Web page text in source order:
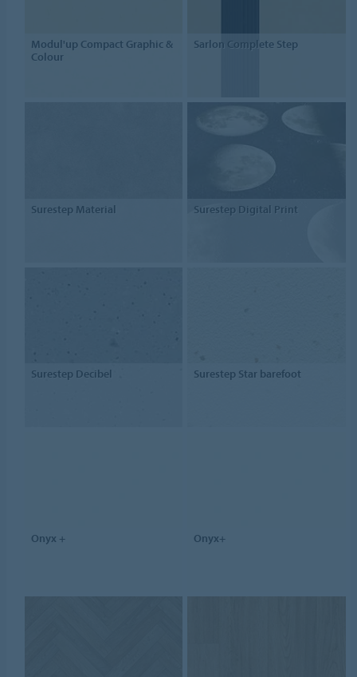
Modul'up Compact Graphic &
Colour
Sarlon Complete Step
Surestep Material Surestep Digital Print
Surestep Decibel Surestep Star barefoot
Onyx + Onyx+